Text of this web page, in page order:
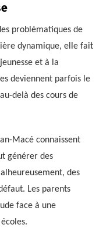
problématiques de
dynamique, elle fait
et à la
deviennent parfois le
delà des cours de
Macé connaissent
générer des
des
Les parents
face à une